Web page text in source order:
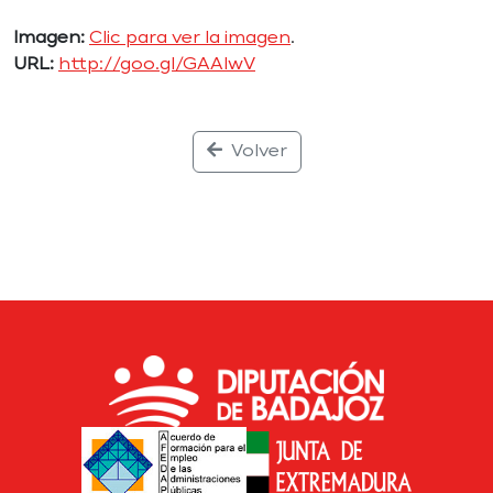
Imagen: Clic para ver la imagen.
URL: http://goo.gl/GAAIwV
Volver